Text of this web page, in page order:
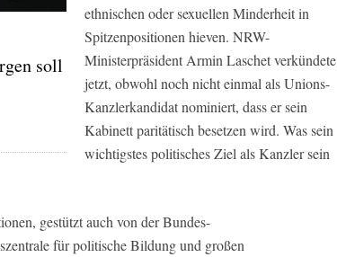
soll
ethnischen oder sexuellen Minderheit in
Spitzenpositionen hieven. NRW-
Ministerpräsident Armin Laschet verkündete
jetzt, obwohl noch nicht einmal als Unions-
Kanzlerkandidat nominiert, dass er sein
Kabinett paritätisch besetzen wird. Was sein
wichtigstes politisches Ziel als Kanzler sein
gestützt auch von der Bundes-
für politische Bildung und großen